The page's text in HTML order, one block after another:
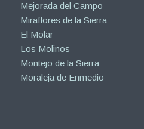
Mejorada del Campo
Miraflores de la Sierra
El Molar
Los Molinos
Montejo de la Sierra
Moraleja de Enmedio